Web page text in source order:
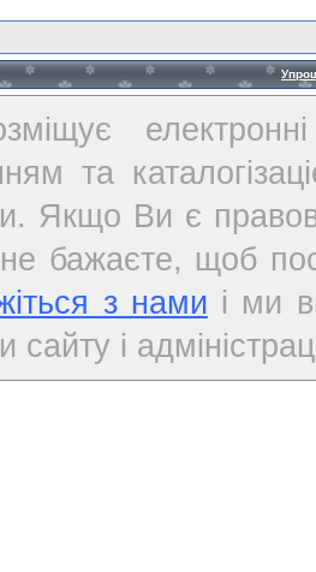
та
Якщо Ви є
не бажаєте, щоб
з нами і ми
сайту і